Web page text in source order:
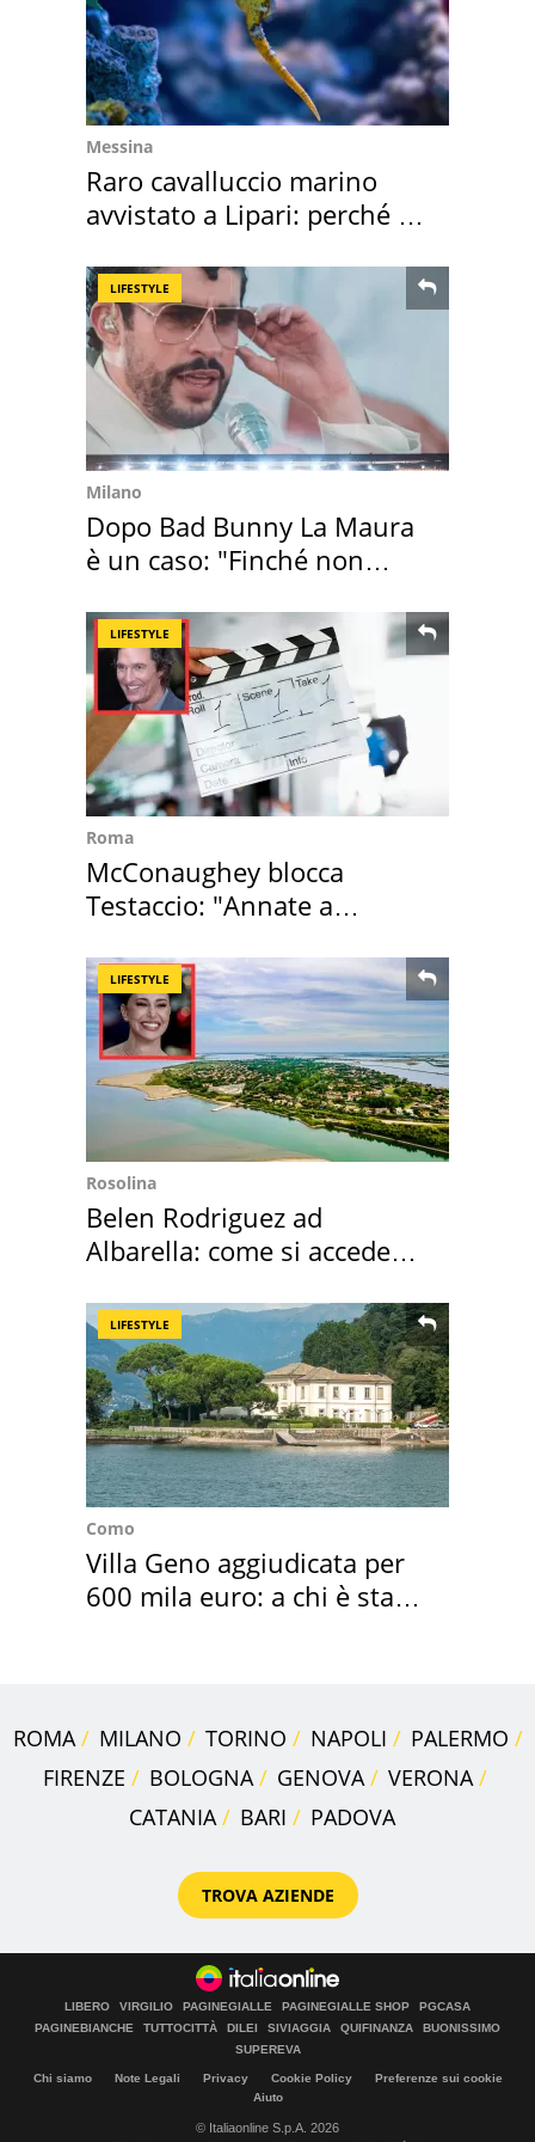
Messina
Raro cavalluccio marino
avvistato a Lipari: perché è
LIFESTYLE
Milano
Dopo Bad Bunny La Maura
è un caso: "Finché non
LIFESTYLE
Roma
McConaughey blocca
Testaccio: "Annate a
LIFESTYLE
Rosolina
Belen Rodriguez ad
Albarella: come si accede
LIFESTYLE
Como
Villa Geno aggiudicata per
600 mila euro: a chi è stata
ROMA MILANO TORINO NAPOLI
PALERMO
FIRENZE
BOLOGNA GENOVA
VERONA
CATANIA
BARI PADOVA
TROVA AZIENDE
LIBERO VIRGILIO PAGINEGIALLE PAGINEGIALLE SHOP
PGCASA
PAGINEBIANCHE
TUTTOCITTÀ DILEI SIVIAGGIA QUIFINANZA
BUONISSIMO
SUPEREVA
Chi siamo Note Legali Privacy Cookie Policy
Preferenze sui cookie
Aiuto
© Italiaonline S.p.A. 2026